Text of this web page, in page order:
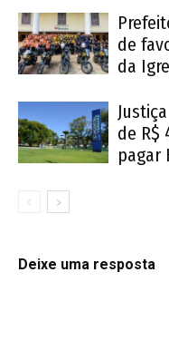
de
da
de R$
pagar
Deixe uma resposta